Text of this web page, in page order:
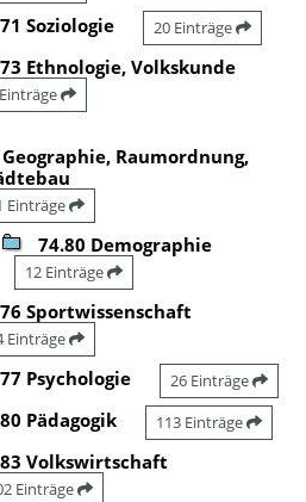
71 Soziologie 20 Einträge
73 Ethnologie, Volkskunde
Raumordnung,
Einträge
74.80 Demographie
12 Einträge
76 Sportwissenschaft
Einträge
77 Psychologie 26 Einträge
80 Pädagogik 113 Einträge
83 Volkswirtschaft
Einträge